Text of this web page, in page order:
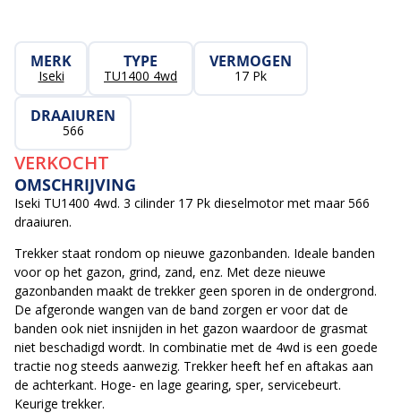
MERK
Iseki
TYPE
TU1400 4wd
VERMOGEN
17 Pk
DRAAIUREN
566
VERKOCHT
OMSCHRIJVING
Iseki TU1400 4wd. 3 cilinder 17 Pk dieselmotor met maar 566
draaiuren.
Trekker staat rondom op nieuwe gazonbanden. Ideale banden
voor op het gazon, grind, zand, enz. Met deze nieuwe
gazonbanden maakt de trekker geen sporen in de ondergrond.
De afgeronde wangen van de band zorgen er voor dat de
banden ook niet insnijden in het gazon waardoor de grasmat
niet beschadigd wordt. In combinatie met de 4wd is een goede
tractie nog steeds aanwezig. Trekker heeft hef en aftakas aan
de achterkant. Hoge- en lage gearing, sper, servicebeurt.
Keurige trekker.